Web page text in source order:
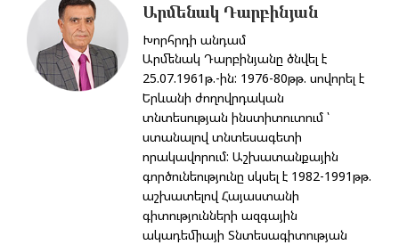
Արմենակ Դարբինյան
Խորհրդի անդամ
Արմենակ Դարբինյանը ծնվել է
25.07.1961թ.-ին: 1976-80թթ. սովորել է
Երևանի ժողովրդական
տնտեսության ինստիտուտում ՝
ստանալով տնտեսագետի
որակավորում: Աշխատանքային
գործունեությունը սկսել է 1982-1991թթ.
աշխատելով Հայաստանի
գիտությունների ազգային
ակադեմիայի Տնտեսագիտության